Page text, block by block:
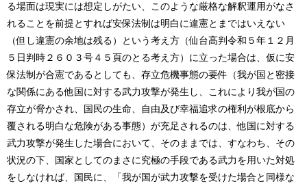
る場面は現実には想定しがたい、このような厳格な解釈運用がなさ
れることを前提とすれば安保法制は明白に違憲とまではいえない
（但し違憲の余地は残る）という考え方（仙台高判令和５年１２月
５日判時２６０３号４５頁のとる考え方）に立った場合は、仮に安
保法制が合憲であるとしても、存立危機事態の要件（我が国と密接
な関係にある他国に対する武力攻撃が発生し、これにより我が国の
存立が脅かされ、国民の生命、自由及び幸福追求の権利が根底から
覆される明白な危険がある事態）が充足されるのは、他国に対する
武力攻撃が発生した場合において、そのままでは、すなわち、その
状況の下、国家としてのまさに究極の手段である武力を用いた対処
をしなければ、国民に、「我が国が武力攻撃を受けた場合と同様な